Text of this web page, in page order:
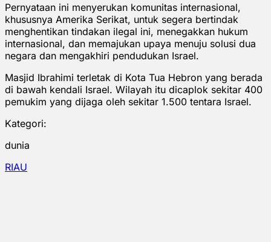
Pernyataan ini menyerukan komunitas internasional,
khususnya Amerika Serikat, untuk segera bertindak
menghentikan tindakan ilegal ini, menegakkan hukum
internasional, dan memajukan upaya menuju solusi dua
negara dan mengakhiri pendudukan Israel.
Masjid Ibrahimi terletak di Kota Tua Hebron yang berada
di bawah kendali Israel. Wilayah itu dicaplok sekitar 400
pemukim yang dijaga oleh sekitar 1.500 tentara Israel.
Kategori:
dunia
RIAU